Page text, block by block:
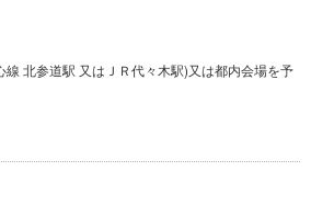
北参道駅 又はＪＲ代々木駅)又は都内会場を予